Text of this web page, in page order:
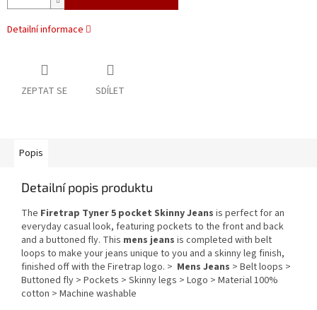
Detailní informace
ZEPTAT SE SDÍLET
Popis
Detailní popis produktu
The Firetrap Tyner 5 pocket Skinny Jeans is perfect for an
everyday casual look, featuring pockets to the front and back
and a buttoned fly. This mens jeans is completed with belt
loops to make your jeans unique to you and a skinny leg finish,
finished off with the Firetrap logo. > Mens Jeans > Belt loops >
Buttoned fly > Pockets > Skinny legs > Logo > Material 100%
cotton > Machine washable